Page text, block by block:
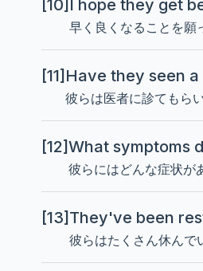
[10] I hope they get
早く良くなることを願
[11] Have they seen
彼らは医者に診てもら
[12]What symptoms
彼らにはどんな症状が
[13] They've been
彼らはたくさん休んで